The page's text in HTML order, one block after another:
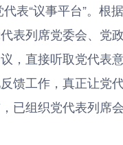
表“议事平台”。根
表列席党委会、党
，直接听取党代表
馈工作，真正让党
已组织党代表列席